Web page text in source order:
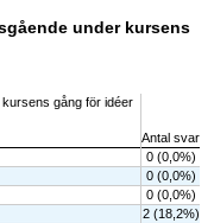
under kursens
gång för idéer
Antal svar
0 (0,0%)
0 (0,0%)
0 (0,0%)
2 (18,2%)